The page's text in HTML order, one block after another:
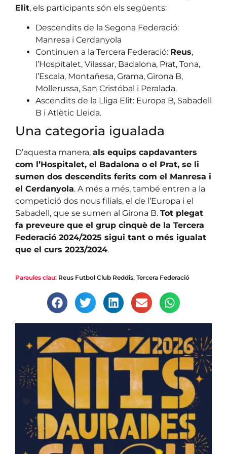
Elit, els participants són els següents:
Descendits de la Segona Federació:
Manresa i Cerdanyola
Continuen a la Tercera Federació: Reus,
l’Hospitalet, Vilassar, Badalona, Prat, Tona,
l’Escala, Montañesa, Grama, Girona B,
Mollerussa, San Cristóbal i Peralada.
Ascendits de la Lliga Elit: Europa B, Sabadell
B i Atlètic Lleida.
Una categoria igualada
D’aquesta manera, als equips capdavanters
com l’Hospitalet, el Badalona o el Prat, se li
sumen dos descendits ferits com el Manresa i
el Cerdanyola. A més a més, també entren a la
competició dos nous filials, el de l’Europa i el
Sabadell, que se sumen al Girona B. Tot plegat
fa preveure que el grup cinquè de la Tercera
Federació 2024/2025 sigui tant o més igualat
que el curs 2023/2024.
Paraules clau: Reus Futbol Club Reddis, Tercera Federació